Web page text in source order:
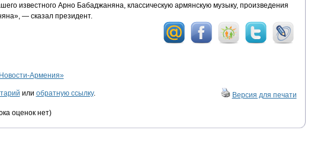
известного Арно Бабаджаняна, классическую армянскую музыку, произведения
— сказал президент.
Армения»
или обратную ссылку. Версия для печати
оценок нет)